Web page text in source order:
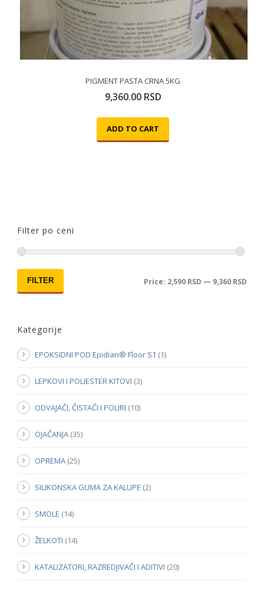
PIGMENT PASTA CRNA 5KG
9,360.00 RSD
ADD TO CART
Filter po ceni
FILTER Price: 2,590 RSD — 9,360 RSD
Kategorije
EPOKSIDNI POD Epidian® Floor S1 (1)
LEPKOVI I POLIESTER KITOVI (3)
ODVAJAČI, ČISTAČI I POLIRI (10)
OJAČANJA (35)
OPREMA (25)
SILIKONSKA GUMA ZA KALUPE (2)
SMOLE (14)
ŽELKOTI (14)
KATALIZATORI, RAZREDJIVAČI I ADITIVI (20)